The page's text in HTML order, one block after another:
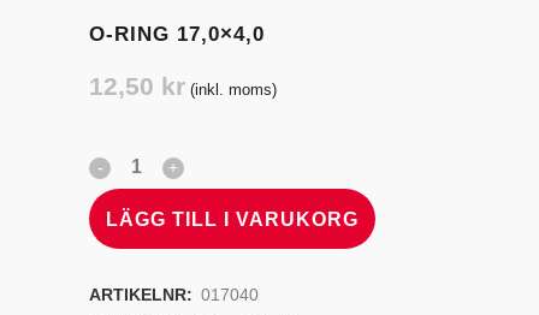
O-RING 17,0×4,0
12,50 kr (inkl. moms)
LÄGG TILL I VARUKORG
ARTIKELNR: 017040